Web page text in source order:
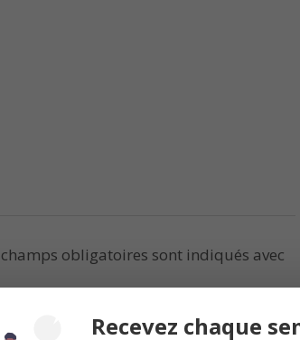
champs obligatoires sont indiqués avec
Recevez chaque